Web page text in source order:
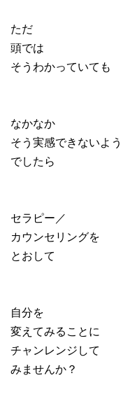
ただ
頭では
そうわかっていても
なかなか
そう実感できないよう
でしたら
セラピー／
カウンセリングを
とおして
自分を
変えてみることに
チャンレンジして
みませんか？